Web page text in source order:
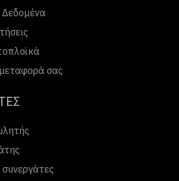
σας
συνεργάτες